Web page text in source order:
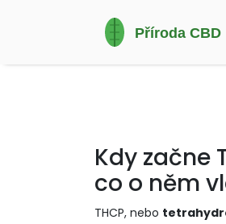
Kdy začne
co o něm
THCP, nebo